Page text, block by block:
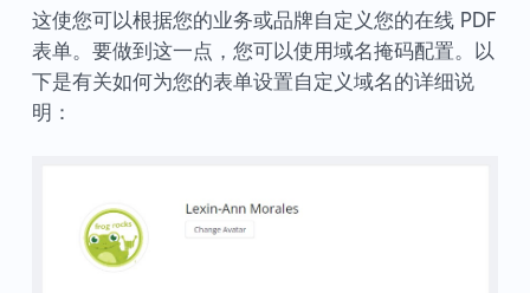
这使您可以根据您的业务或品牌自定义您的在线 PDF
表单。要做到这一点，您可以使用域名掩码配置。以
下是有关如何为您的表单设置自定义域名的详细说
明：